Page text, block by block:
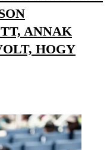
ANNAK
HOGY